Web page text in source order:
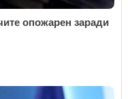
опожарен заради